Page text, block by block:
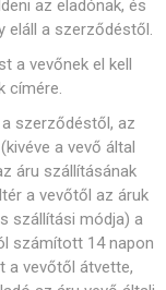
az eladónak, és
eláll a szerződéstől.
a vevőnek el kell
címére.
szerződéstől, az
a vevő által
áru szállításának
a vevőtől az áruk
szállítási módja) a
számított 14 napon
a vevőtől átvette,